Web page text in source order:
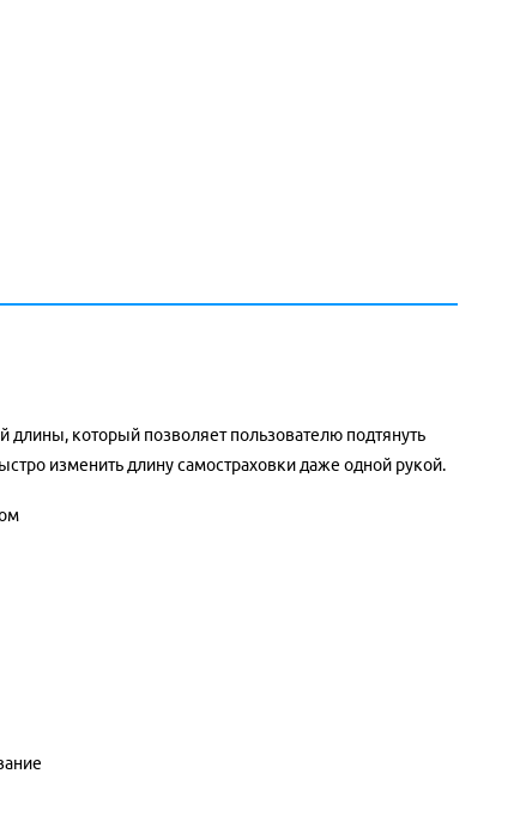
длины, который позволяет пользователю подтянуть
изменить длину самостраховки даже одной рукой.